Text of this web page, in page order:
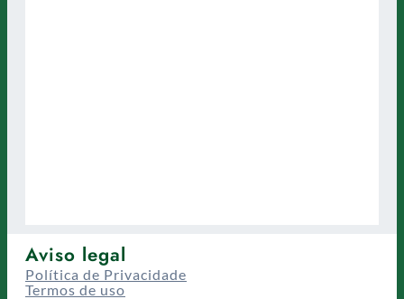
Aviso legal
Política de Privacidade
Termos de uso